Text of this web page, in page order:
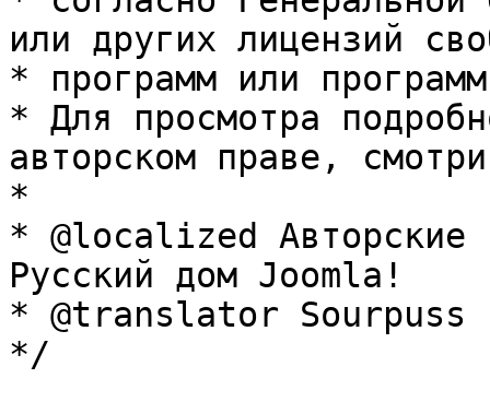
или других лицензий
* программ или
* Для просмотра
авторском праве,
*
* @localized Авторские
Русский дом Joomla!
* @translator Sourpuss
*/